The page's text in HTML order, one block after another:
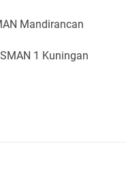
Mandirancan
1 Kuningan